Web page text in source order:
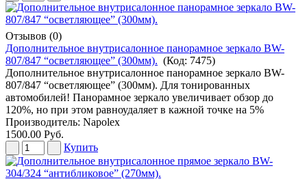
Отзывов (0)
Дополнительное внутрисалонное панорамное зеркало BW-
807/847 “осветляющее” (300мм). (Код: 7475)
Дополнительное внутрисалонное панорамное зеркало BW-
807/847 “осветляющее” (300мм). Для тонированных
автомобилей! Панорамное зеркало увеличивает обзор до
120%, но при этом равноудаляет в кажной точке на 5%
Производитель: Napolex
1500.00 Руб.
Купить